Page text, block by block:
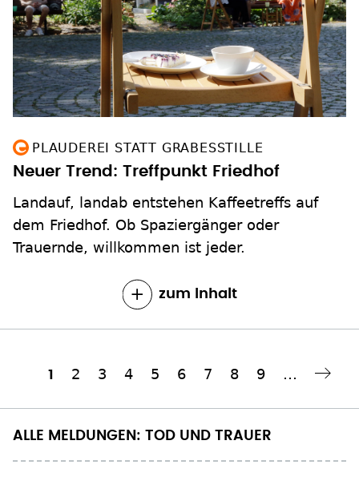
PLAUDEREI STATT GRABESSTILLE
Neuer Trend: Treffpunkt Friedhof
Landauf, landab entstehen Kaffeetreffs auf
dem Friedhof. Ob Spaziergänger oder
Trauernde, willkommen ist jeder.
zum Inhalt
Aktuelle
1 Seite
2 Seite
3 Seite
4 Seite
5 Seite
6 Seite
7 Seite
8 Seite
9 …
Nächste Seite
ALLE MELDUNGEN: TOD UND TRAUER